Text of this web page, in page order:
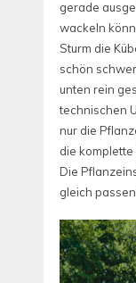
gerade
wackeln
Sturm die
schön
unten rein
technischen
nur die
die komplette
Die
gleich